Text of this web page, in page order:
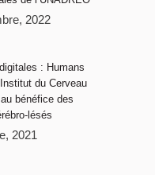
2022
: Humans
du Cerveau
bénéfice des
lésés
2021